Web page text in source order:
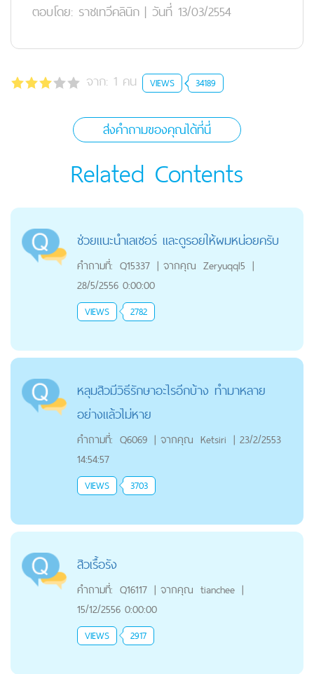
ตอบโดย: ราชเทวีคลินิก | วันที่ 13/03/2554
จาก: 1 คน VIEWS 34189
ส่งคำถามของคุณได้ที่นี่
Related Contents
ช่วยแนะนำเลเซอร์ และดูรอยให้ผมหน่อยครับ
คำถามที่: Q15337 | จากคุณ Zeryuqql5 |
28/5/2556 0:00:00
VIEWS 2782
หลุมสิวมีวิธีรักษาอะไรอีกบ้าง ทำมาหลาย
อย่างแล้วไม่หาย
คำถามที่: Q6069 | จากคุณ Ketsiri | 23/2/2553
14:54:57
VIEWS 3703
สิวเรื้อรัง
คำถามที่: Q16117 | จากคุณ tianchee |
15/12/2556 0:00:00
VIEWS 2917